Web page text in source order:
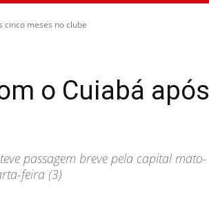
cinco meses no clube
o Cuiabá após
passagem breve pela capital mato-
feira (3)